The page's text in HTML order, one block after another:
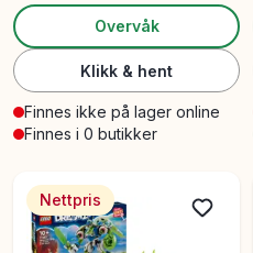
Overvåk
Klikk & hent
Finnes ikke på lager online
Finnes i 0 butikker
Nettpris